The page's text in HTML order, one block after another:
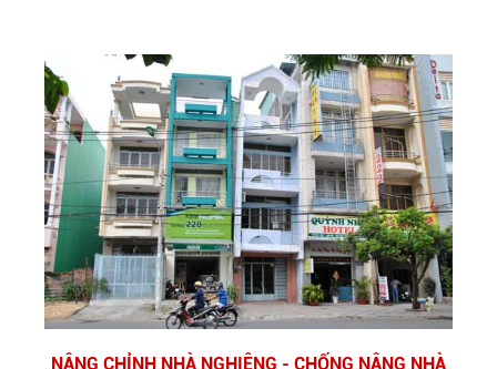
NÂNG CHỈNH NHÀ NGHIÊNG - CHỐNG NÂNG NHÀ